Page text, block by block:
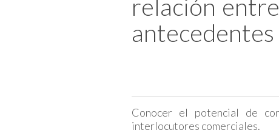
relación
antecedentes
Conocer el potencial de
interlocutores comerciales.